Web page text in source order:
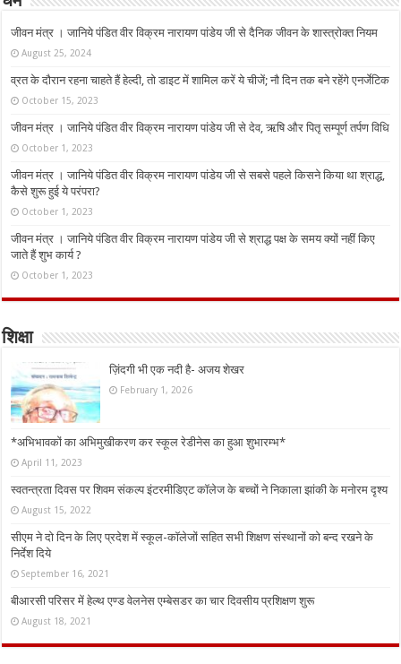
जीवन मंत्र । जानिये पंडित वीर विक्रम नारायण पांडेय जी से दैनिक जीवन के शास्त्रोक्त नियम
August 25, 2024
व्रत के दौरान रहना चाहते हैं हेल्दी, तो डाइट में शामिल करें ये चीजें; नौ दिन तक बने रहेंगे एनर्जेटिक
October 15, 2023
जीवन मंत्र । जानिये पंडित वीर विक्रम नारायण पांडेय जी से देव, ऋषि और पितृ सम्पूर्ण तर्पण विधि
October 1, 2023
जीवन मंत्र । जानिये पंडित वीर विक्रम नारायण पांडेय जी से सबसे पहले किसने किया था श्राद्ध,
कैसे शुरू हुई ये परंपरा?
October 1, 2023
जीवन मंत्र । जानिये पंडित वीर विक्रम नारायण पांडेय जी से श्राद्ध पक्ष के समय क्यों नहीं किए
जाते हैं शुभ कार्य ?
October 1, 2023
शिक्षा
ज़िंदगी भी एक नदी है- अजय शेखर
February 1, 2026
*अभिभावकों का अभिमुखीकरण कर स्कूल रेडीनेस का हुआ शुभारम्भ*
April 11, 2023
स्वतन्त्रता दिवस पर शिवम संकल्प इंटरमीडिएट कॉलेज के बच्चों ने निकाला झांकी के मनोरम दृश्य
August 15, 2022
सीएम ने दो दिन के लिए प्रदेश में स्कूल-कॉलेजों सहित सभी शिक्षण संस्थानों को बन्द रखने के
निर्देश दिये
September 16, 2021
बीआरसी परिसर में हेल्थ एण्ड वेलनेस एम्बेसडर का चार दिवसीय प्रशिक्षण शुरू
August 18, 2021